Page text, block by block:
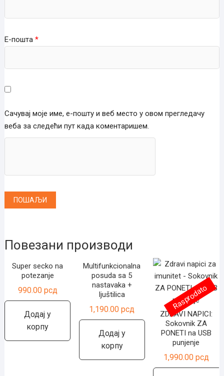
Е-пошта *
Сачувај моје име, е-пошту и веб место у овом прегледачу
веба за следећи пут када коментаришем.
Повезани производи
Super secko na
potezanje
990.00 рсд
Додај у
корпу
Multifunkcionalna
posuda sa 5
nastavaka +
ljuštilica
1,190.00рсд
Додај у
корпу
ZDRAVI NAPICI:
Sokovnik ZA
PONETI na USB
punjenje
1,990.00 рсд
Rasprodato